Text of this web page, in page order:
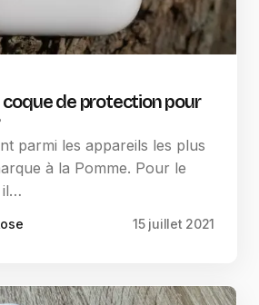
coque de protection pour
parmi les appareils les plus
à la Pomme. Pour le
il…
15 juillet 2021